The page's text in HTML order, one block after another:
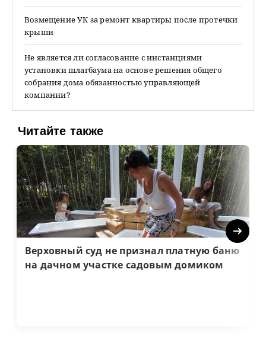
Возмещение УК за ремонт квартиры после протечки
крыши
Не является ли согласование с инстанциями
установки шлагбаума на основе решения общего
собрания дома обязанностью управляющей
компании?
Читайте также
Верховный суд не признал платную баню
на дачном участке садовым домиком
Next